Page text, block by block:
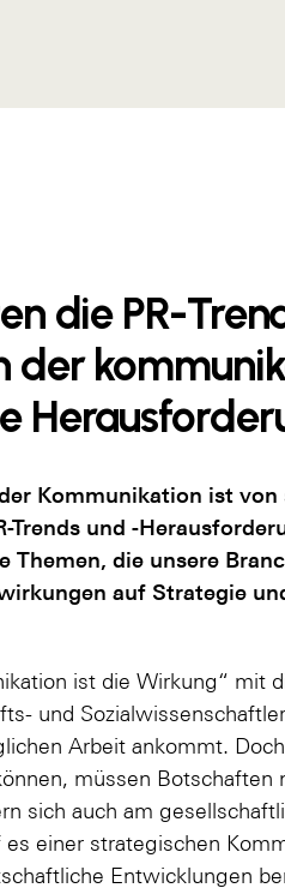
die PR-
der
Kommunikation ist von
Trends und -
Themen, die unsere
auf Strategie
ist die Wirkung“ mit
und
Arbeit ankommt.
müssen Botschaften
sich auch am
einer strategischen
Entwicklungen